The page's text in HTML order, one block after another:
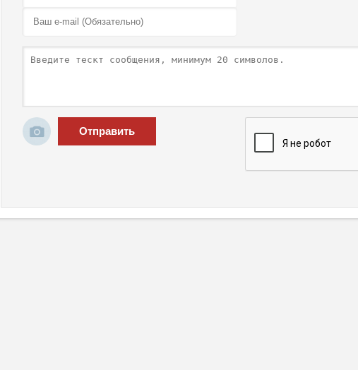
Отправить